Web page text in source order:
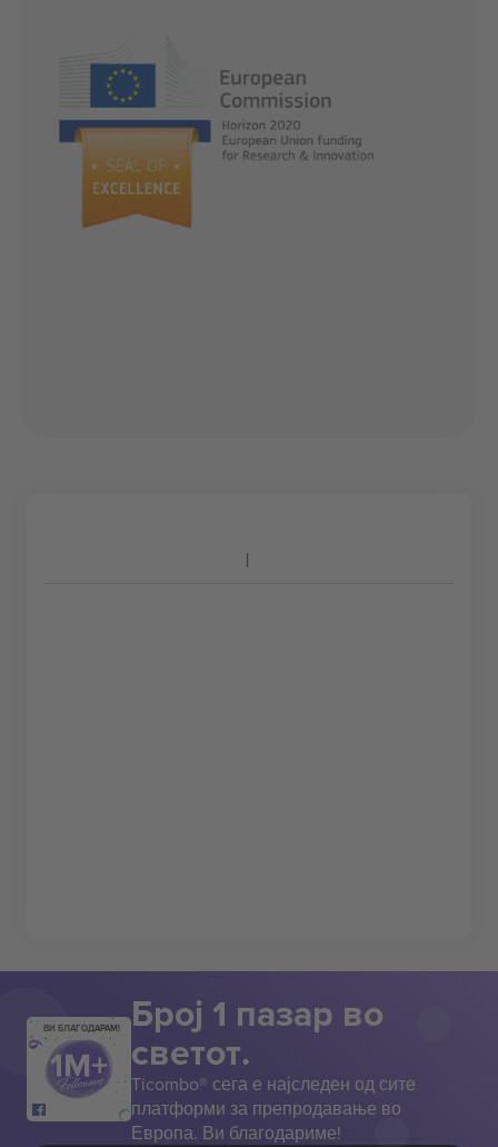
ВИ БЛАГОДАРАМ! Број 1 пазар во
светот.
Ticombo® сега е најследен од сите
платформи за препродавање во
Европа. Ви благодариме!